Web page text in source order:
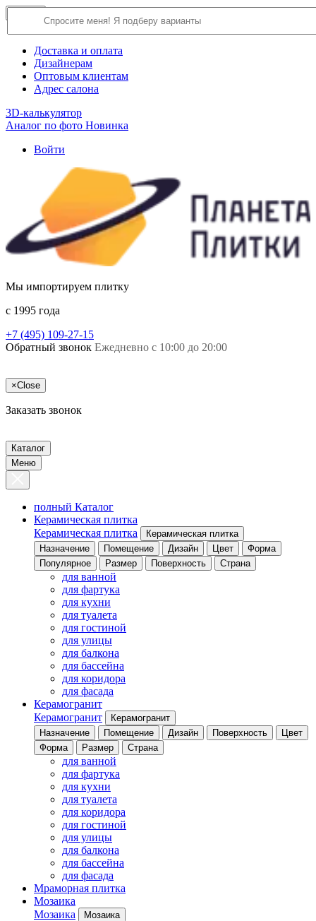
О компании
Доставка и оплата
Дизайнерам
Оптовым клиентам
Адрес салона
3D-калькулятор
Аналог по фото Новинка
Войти
Мы импортируем плитку
c 1995 года
+7 (495) 109-27-15
Обратный звонок Ежедневно с 10:00 до 20:00
×Close
Заказать звонок
Каталог
Меню
полный Каталог
Керамическая плитка
Керамическая плитка
Керамическая плитка
Назначение
Помещение Дизайн Цвет
Форма
Популярное
Размер Поверхность Страна
для ванной
для фартука
для кухни
для туалета
для гостиной
для улицы
для балкона
для бассейна
для коридора
для фасада
Керамогранит
Керамогранит
Керамогранит
Назначение
Помещение Дизайн Поверхность
Цвет
Форма
Размер Страна
для ванной
для фартука
для кухни
для туалета
для коридора
для гостиной
для улицы
для балкона
для бассейна
для фасада
Мраморная плитка
Мозаика
Мозаика
Мозаика